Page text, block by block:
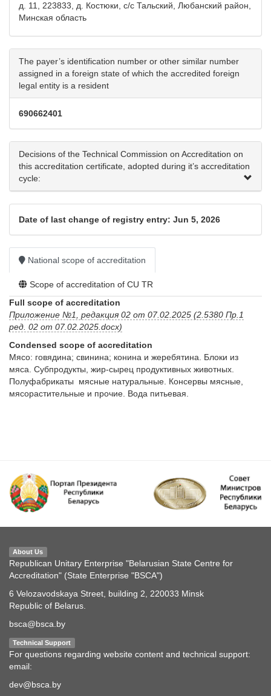
д. 11, 223833, д. Костюки, с/с Тальский, Любанский район,
Минская область
The payer’s identification number or other similar number
assigned in a foreign state of which the accredited foreign
legal entity is a resident
690662401
Decisions of the Technical Commission on Accreditation on
this accreditation certificate, adopted during it’s accreditation
cycle:
Date of last change of registry entry: Jun 5, 2026
National scope of accreditation
Scope of accreditation of CU TR
Full scope of accreditation
Приложение №1, редакция 02 от 07.02.2025 (2.5380 Пр.1
ред. 02 от 07.02.2025.docx)
Condensed scope of accreditation
Мясо: говядина; свинина; конина и жеребятина. Блоки из
мяса. Субпродукты, жир-сырец продуктивных животных.
Полуфабрикаты  мясные натуральные. Консервы мясные,
мясорастительные и прочие. Вода питьевая.
About Us
Republican Unitary Enterprise "Belarusian State Centre for
Accreditation" (State Enterprise "BSCA")
6 Velozavodskaya Street, building 2, 220033 Minsk
Republic of Belarus.
bsca@bsca.by
Technical Support
For questions regarding website content and technical support:
email:
dev@bsca.by